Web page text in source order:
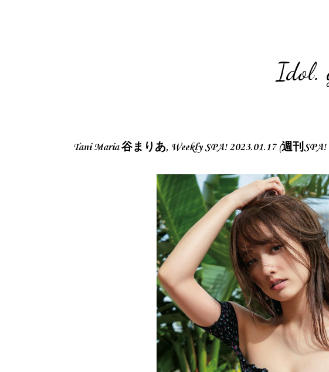
Idol.
Tani Maria 谷まりあ, Weekly SPA! 2023.01.17 (週刊